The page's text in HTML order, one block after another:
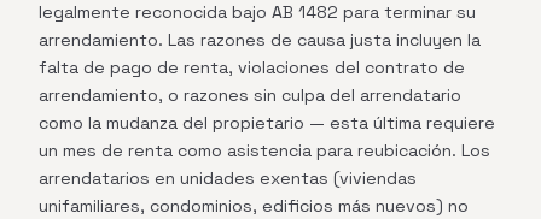
legalmente reconocida bajo AB 1482 para terminar su
arrendamiento. Las razones de causa justa incluyen la
falta de pago de renta, violaciones del contrato de
arrendamiento, o razones sin culpa del arrendatario
como la mudanza del propietario — esta última requiere
un mes de renta como asistencia para reubicación. Los
arrendatarios en unidades exentas (viviendas
unifamiliares, condominios, edificios más nuevos) no